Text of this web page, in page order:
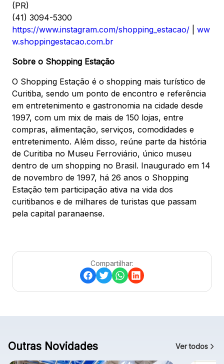
(PR)
(41) 3094-5300
https://www.instagram.com/shopping_estacao/
ww
w.shoppingestacao.com.br
Sobre o Shopping Estação
O Shopping Estação é o shopping mais turístico de
Curitiba, sendo um ponto de encontro e referência
em entretenimento e gastronomia na cidade desde
1997, com um mix de mais de 150 lojas, entre
compras, alimentação, serviços, comodidades e
entretenimento. Além disso, reúne parte da história
de Curitiba no Museu Ferroviário, único museu
dentro de um shopping no Brasil. Inaugurado em 14
de novembro de 1997, há 26 anos o Shopping
Estação tem participação ativa na vida dos
curitibanos e de milhares de turistas que passam
pela capital paranaense.
Compartilhar:
Outras Novidades Ver todos